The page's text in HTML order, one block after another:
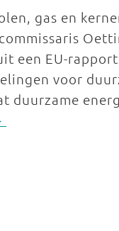
gas en
een EU-
voor
duurzame